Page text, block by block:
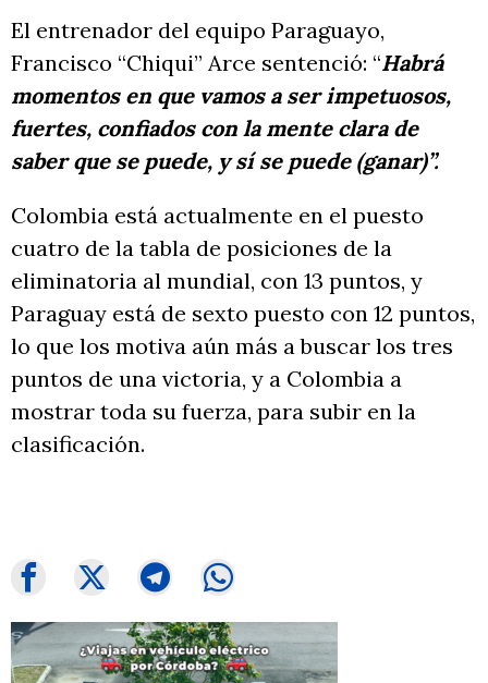
El entrenador del equipo Paraguayo,
Francisco “Chiqui” Arce sentenció: “Habrá
momentos en que vamos a ser impetuosos,
fuertes, confiados con la mente clara de
saber que se puede, y sí se puede (ganar)”.
Colombia está actualmente en el puesto
cuatro de la tabla de posiciones de la
eliminatoria al mundial, con 13 puntos, y
Paraguay está de sexto puesto con 12 puntos,
lo que los motiva aún más a buscar los tres
puntos de una victoria, y a Colombia a
mostrar toda su fuerza, para subir en la
clasificación.